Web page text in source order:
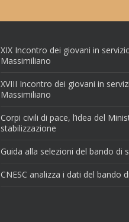
XIX Incontro dei giovani in
Massimiliano
XVIII Incontro dei giovani in
Massimiliano
Corpi civili di pace, l’idea del
stabilizzazione
Guida alla selezioni del bando di
CNESC analizza i dati del bando